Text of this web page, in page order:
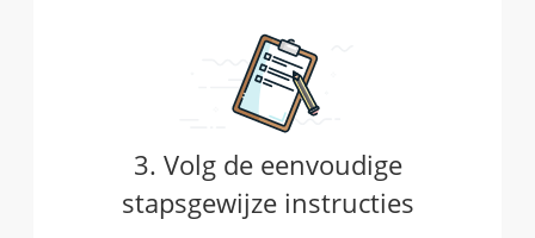
3. Volg de eenvoudige
stapsgewijze instructies